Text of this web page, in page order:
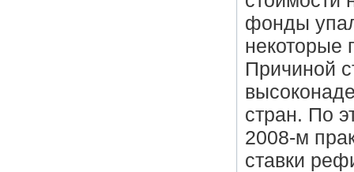
фонды
некоторые
Причиной
стран. По
2008-м
ставки